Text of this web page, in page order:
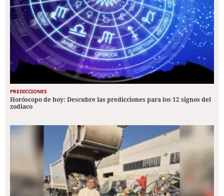
PREDICCIONES
Horóscopo de hoy: Descubre las predicciones para los 12 signos del
zodiaco